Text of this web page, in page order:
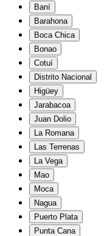
Baní
Barahona
Boca Chica
Bonao
Cotuí
Distrito Nacional
Higüey
Jarabacoa
Juan Dolio
La Romana
Las Terrenas
La Vega
Mao
Moca
Nagua
Puerto Plata
Punta Cana